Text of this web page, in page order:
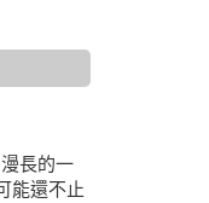
長的一
能還不止